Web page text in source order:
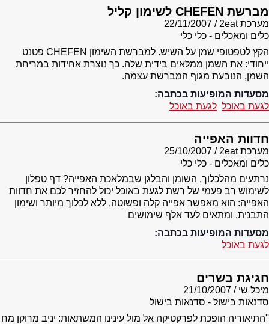
מברשת CHEFEN לשימון קליל
מערכת 2eat
22/11/2007
כלים ומאכלים - כלי כלי
הקץ לטפטופי שמן על השיש. למברשת השימון CHEFEN פטנט
ייחודי: את השמן ממלאים בידית שלה. כך נוצרת אחידות במריחת
השמן, הנובעת מגוף המברשת עצמה.
מסעדות המופיעות בכתבה:
לגעת באוכל לגעת באוכל
חדוות האפייה
מערכת 2eat
25/10/2007
כלים ומאכלים - כלי כלי
נרתעים מהלכלוך, השומן והבלגן שבמלאכת האפייה? דף טפלון
לשימוש רב פעמי של רשת לגעת באוכל יכול להחזיר לכם את חדוות
האפייה: הוא מאפשר אפייה קלה ופשוטה, ללא לכלוך מיותר ושימון
התבנית, ומתאים לעד אלף שימושים
מסעדות המופיעות בכתבה:
לגעת באוכל
חגיגת בשרים
מיכל שי
21/10/2007
סדנאות בישול - סדנאות בישול
''התיאוריה הופכת לפרקטיקה אל מול עינינו המשתאות: יניב מרוקן מח